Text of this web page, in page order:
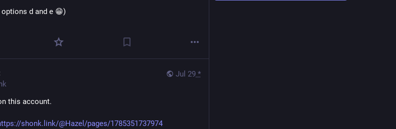
d and e 😁)
Jul 29 *
this account.
shonk.link/@Hazel/pages/1785351737974